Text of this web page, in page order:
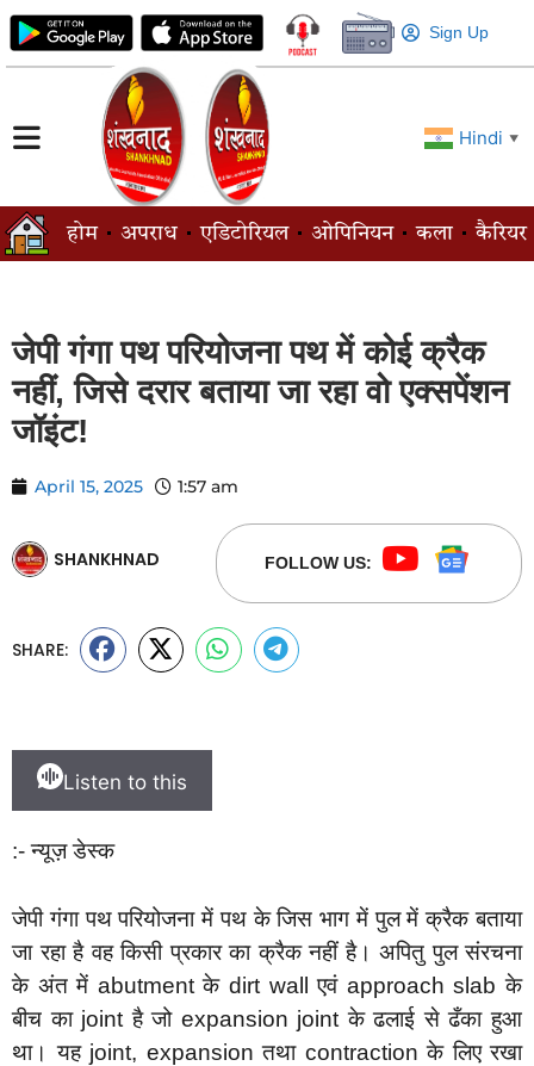
Sign Up
Hindi ▼
होम अपराध एडिटोरियल ओपिनियन कला कैरियर
जेपी गंगा पथ परियोजना पथ में कोई क्रैक
नहीं, जिसे दरार बताया जा रहा वो एक्सपेंशन
जॉइंट!
April 15, 2025 1:57 am
SHANKHNAD FOLLOW US:
SHARE:
Listen to this
:- न्यूज़ डेस्क
जेपी गंगा पथ परियोजना में पथ के जिस भाग में पुल में क्रैक बताया
जा रहा है वह किसी प्रकार का क्रैक नहीं है। अपितु पुल संरचना
के अंत में abutment के dirt wall एवं approach slab के
बीच का joint है जो expansion joint के ढलाई से ढँका हुआ
था। यह joint, expansion तथा contraction के लिए रखा